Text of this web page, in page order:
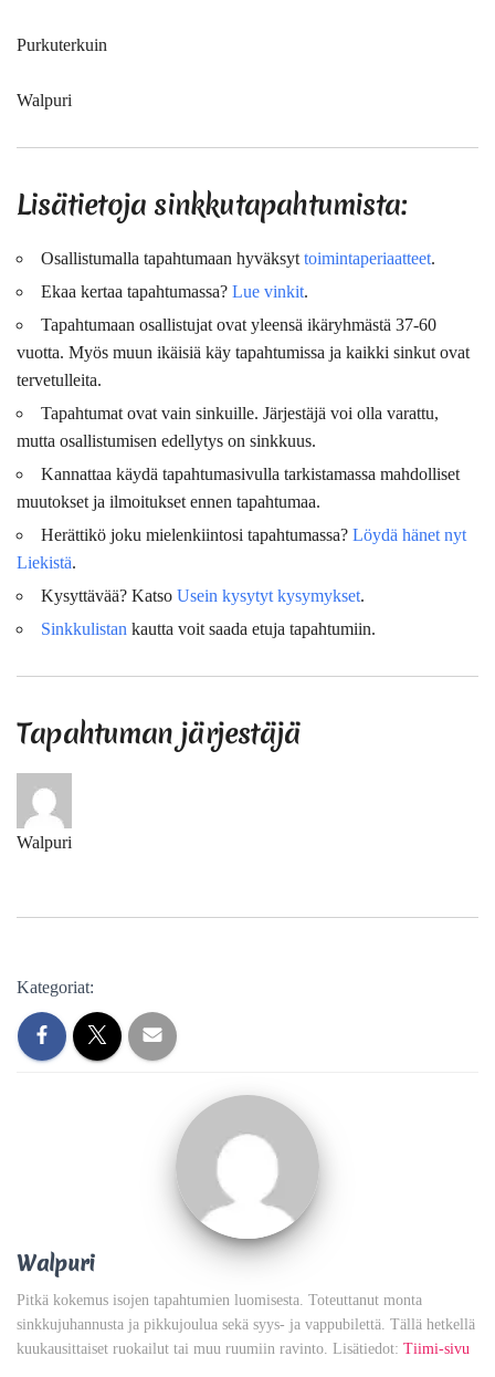
Purkuterkuin
Walpuri
Lisätietoja sinkkutapahtumista:
Osallistumalla tapahtumaan hyväksyt toimintaperiaatteet.
Ekaa kertaa tapahtumassa? Lue vinkit.
Tapahtumaan osallistujat ovat yleensä ikäryhmästä 37-60
vuotta. Myös muun ikäisiä käy tapahtumissa ja kaikki sinkut ovat
tervetulleita.
Tapahtumat ovat vain sinkuille. Järjestäjä voi olla varattu,
mutta osallistumisen edellytys on sinkkuus.
Kannattaa käydä tapahtumasivulla tarkistamassa mahdolliset
muutokset ja ilmoitukset ennen tapahtumaa.
Herättikö joku mielenkiintosi tapahtumassa? Löydä hänet nyt
Liekistä.
Kysyttävää? Katso Usein kysytyt kysymykset.
Sinkkulistan kautta voit saada etuja tapahtumiin.
Tapahtuman järjestäjä
Walpuri
Kategoriat:
Walpuri
Pitkä kokemus isojen tapahtumien luomisesta. Toteuttanut monta
sinkkujuhannusta ja pikkujoulua sekä syys- ja vappubilettä. Tällä hetkellä
kuukausittaiset ruokailut tai muu ruumiin ravinto. Lisätiedot: Tiimi-sivu